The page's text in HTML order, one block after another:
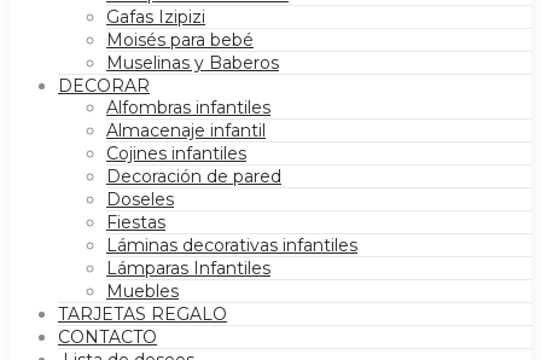
Gafas Izipizi
Moisés para bebé
Muselinas y Baberos
DECORAR
Alfombras infantiles
Almacenaje infantil
Cojines infantiles
Decoración de pared
Doseles
Fiestas
Láminas decorativas infantiles
Lámparas Infantiles
Muebles
TARJETAS REGALO
CONTACTO